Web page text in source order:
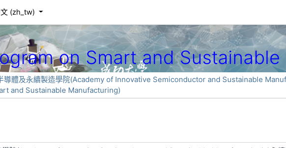
‎(zh_tw)‎
on Smart and
導體及永續製造學院(Academy of Innovative Semiconductor and Sustainable
and Sustainable Manufacturing)